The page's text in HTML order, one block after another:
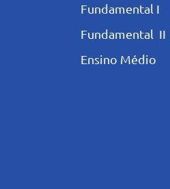
Fundamental I
Fundamental II
Ensino Médio